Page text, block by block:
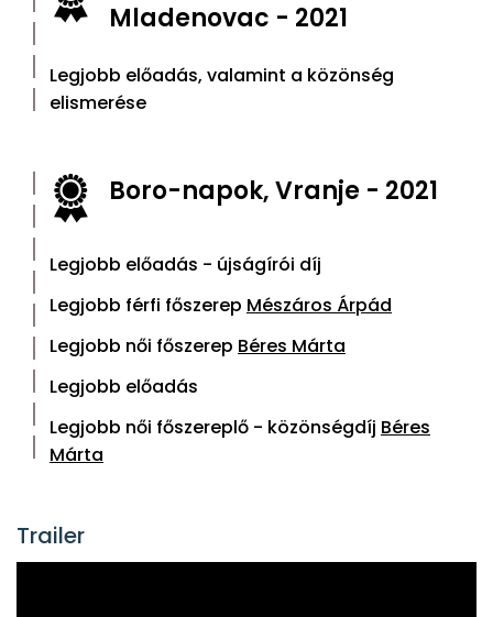
Mladenovac - 2021
Legjobb előadás, valamint a közönség
elismerése
Boro-napok, Vranje - 2021
Legjobb előadás - újságírói díj
Legjobb férfi főszerep Mészáros Árpád
Legjobb női főszerep Béres Márta
Legjobb előadás
Legjobb női főszereplő - közönségdíj Béres
Márta
Trailer